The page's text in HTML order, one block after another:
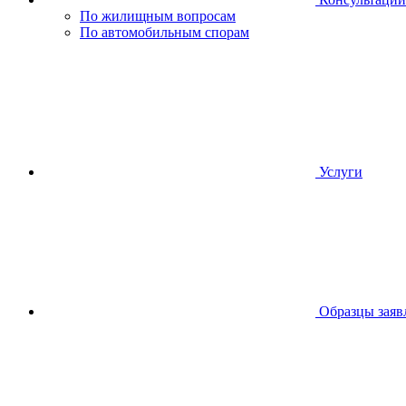
По жилищным вопросам
По автомобильным спорам
Услуги
Образцы